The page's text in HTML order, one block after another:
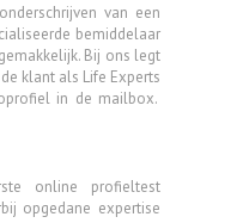
van een
bemiddelaar
Bij ons legt
klant als Life Experts
in de mailbox.
online profieltest
opgedane expertise